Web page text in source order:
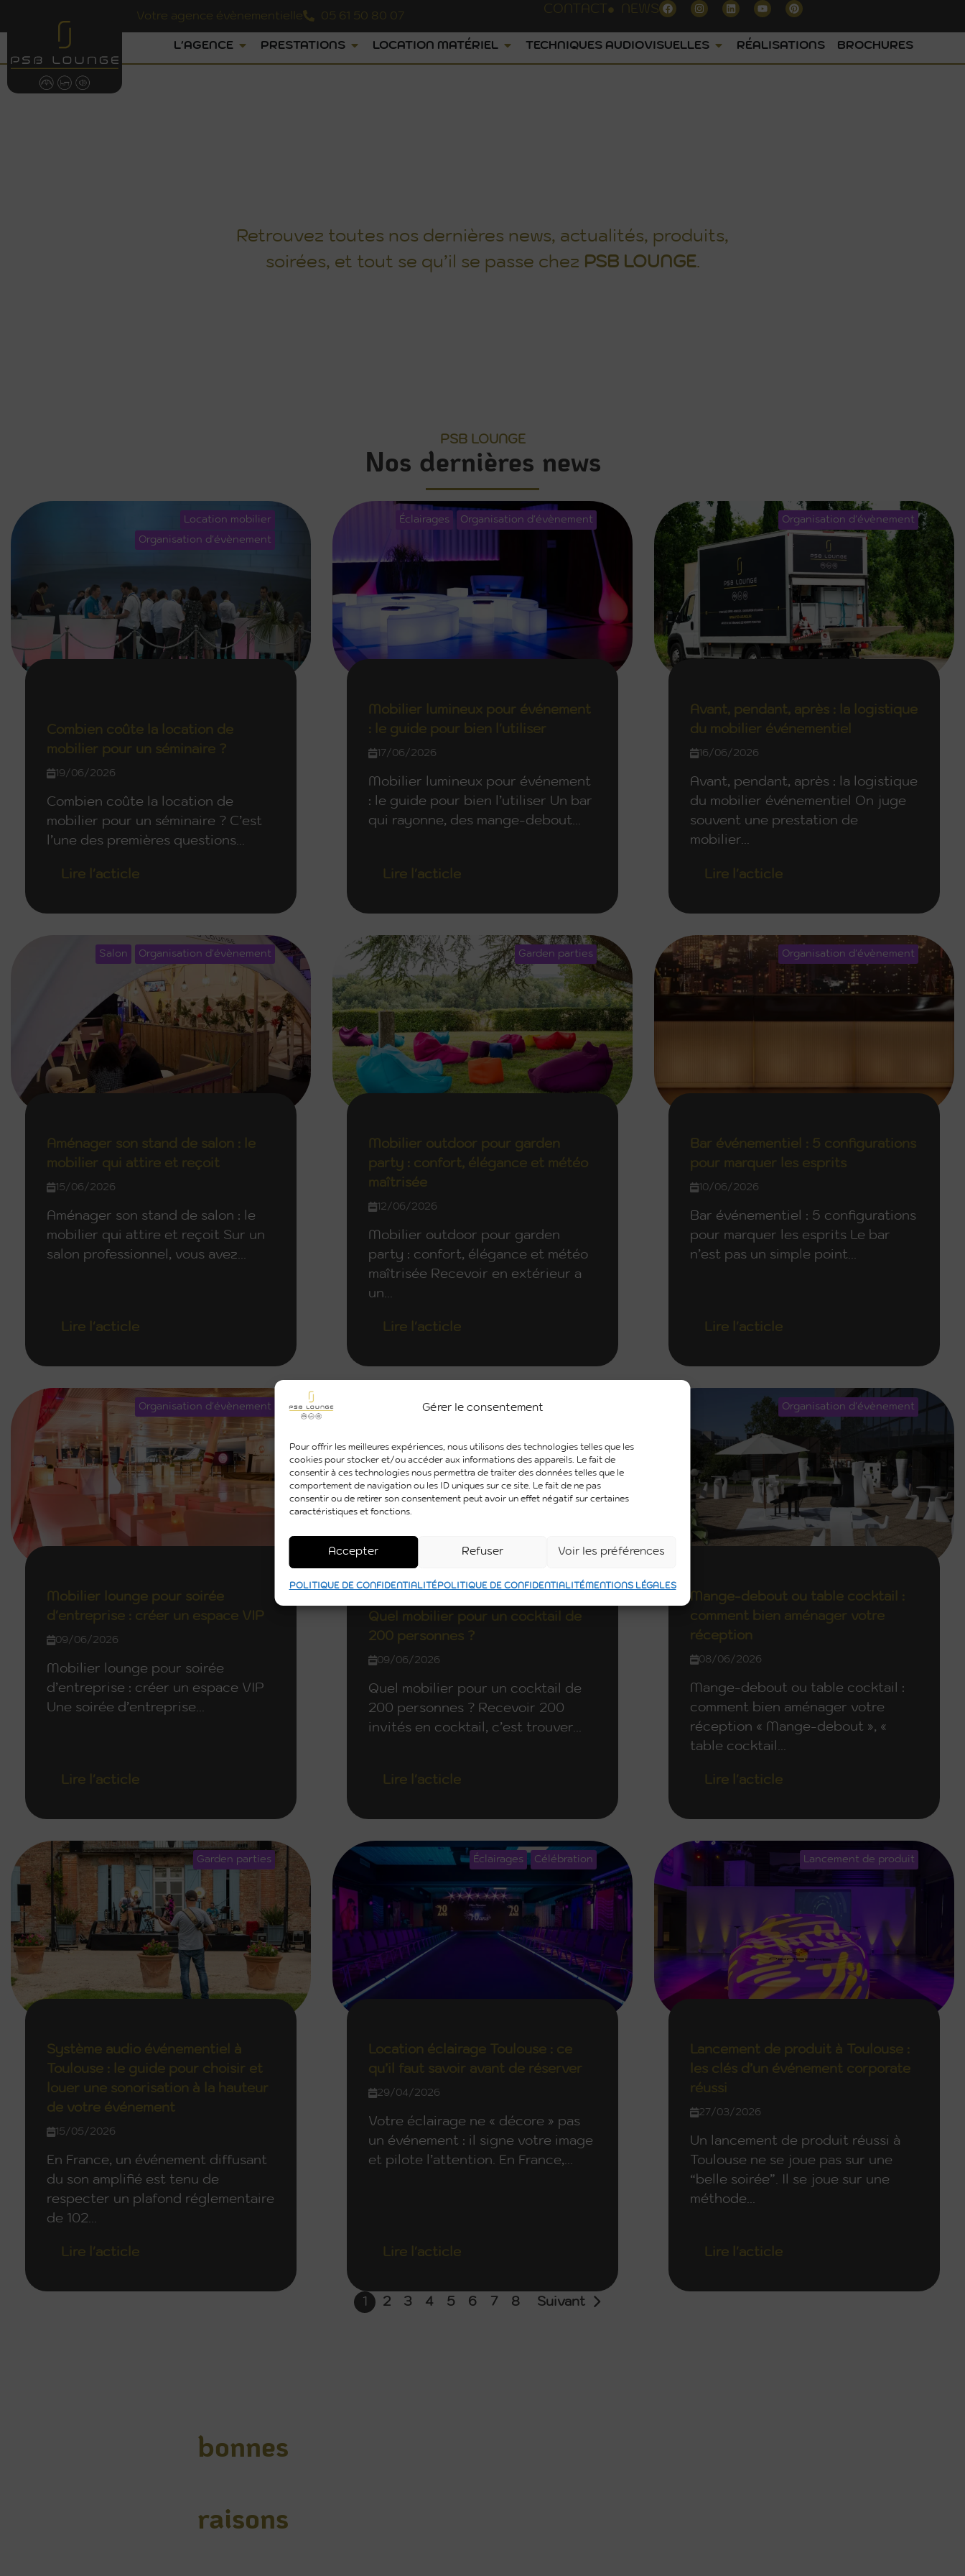
Gérer le consentement
Pour offrir les meilleures expériences, nous utilisons des technologies telles que les
cookies pour stocker et/ou accéder aux informations des appareils. Le fait de
consentir à ces technologies nous permettra de traiter des données telles que le
comportement de navigation ou les ID uniques sur ce site. Le fait de ne pas
consentir ou de retirer son consentement peut avoir un effet négatif sur certaines
caractéristiques et fonctions.
Accepter Refuser Voir les préférences
POLITIQUE DE CONFIDENTIALITÉPOLITIQUE DE CONFIDENTIALITÉMENTIONS LÉGALES
Votre agence évènementielle 05 61 50 80 07 CONTACT NEWS
L'AGENCE PRESTATIONS LOCATION MATÉRIEL TECHNIQUES AUDIOVISUELLES RÉALISATIONS BROCHURES
Retrouvez toutes nos dernières news, actualités, produits,
soirées, et tout se qu’il se passe chez PSB LOUNGE.
PSB LOUNGE
Nos dernières news
Location mobilier
Organisation d'évènement
Combien coûte la location de
mobilier pour un séminaire ?
19/06/2026
Combien coûte la location de
mobilier pour un séminaire ? C’est
l’une des premières questions...
Lire l'acticle
Éclairages Organisation d'évènement
Mobilier lumineux pour événement
: le guide pour bien l'utiliser
17/06/2026
Mobilier lumineux pour événement
: le guide pour bien l’utiliser Un bar
qui rayonne, des mange-debout...
Lire l'acticle
Organisation d'évènement
Avant, pendant, après : la logistique
du mobilier événementiel
16/06/2026
Avant, pendant, après : la logistique
du mobilier événementiel On juge
souvent une prestation de
mobilier...
Lire l'acticle
Salon Organisation d'évènement
Aménager son stand de salon : le
mobilier qui attire et reçoit
15/06/2026
Aménager son stand de salon : le
mobilier qui attire et reçoit Sur un
salon professionnel, vous avez...
Lire l'acticle
Garden parties
Mobilier outdoor pour garden
party : confort, élégance et météo
maîtrisée
12/06/2026
Mobilier outdoor pour garden
party : confort, élégance et météo
maîtrisée Recevoir en extérieur a
un...
Lire l'acticle
Organisation d'évènement
Bar événementiel : 5 configurations
pour marquer les esprits
10/06/2026
Bar événementiel : 5 configurations
pour marquer les esprits Le bar
n’est pas un simple point...
Lire l'acticle
Organisation d'évènement
Mobilier lounge pour soirée
d'entreprise : créer un espace VIP
09/06/2026
Mobilier lounge pour soirée
d’entreprise : créer un espace VIP
Une soirée d’entreprise...
Lire l'acticle
Fête du personnel
Quel mobilier pour un cocktail de
200 personnes ?
09/06/2026
Quel mobilier pour un cocktail de
200 personnes ? Recevoir 200
invités en cocktail, c’est trouver...
Lire l'acticle
Organisation d'évènement
Mange-debout ou table cocktail :
comment bien aménager votre
réception
08/06/2026
Mange-debout ou table cocktail :
comment bien aménager votre
réception « Mange-debout », «
table cocktail...
Lire l'acticle
Garden parties
Système audio événementiel à
Toulouse : le guide pour choisir et
louer une sonorisation à la hauteur
de votre événement
15/05/2026
En France, un événement diffusant
du son amplifié est tenu de
respecter un plafond réglementaire
de 102...
Lire l'acticle
Éclairages Célébration
Location éclairage Toulouse : ce
qu’il faut savoir avant de réserver
29/04/2026
Votre éclairage ne « décore » pas
un événement : il signe votre image
et pilote l’attention. En France,...
Lire l'acticle
Lancement de produit
Lancement de produit à Toulouse :
les clés d’un événement corporate
réussi
27/03/2026
Un lancement de produit réussi à
Toulouse ne se joue pas sur une
“belle soirée”. Il se joue sur une
méthode...
Lire l'acticle
1 2 3 4 5 6 7 8 Suivant
bonnes
raisons